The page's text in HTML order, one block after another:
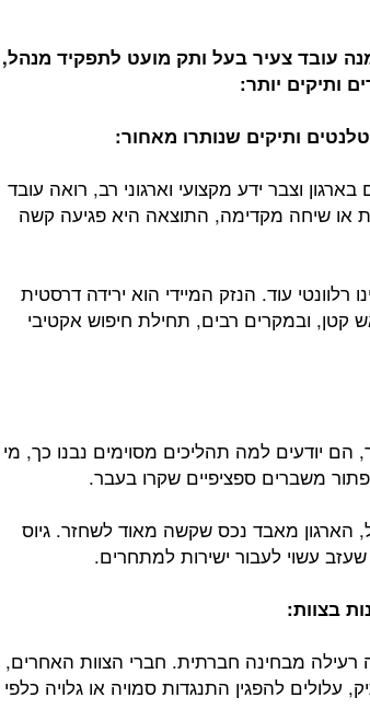
עובד צעיר בעל ותק מועט לתפקיד מנהל,
ותיקים יותר:
:
וצבר ידע מקצועי וארגוני רב, רואה עובד
או שיחה מקדימה, התוצאה היא פגיעה קשה
רלוונטי עוד. הנזק המיידי הוא ירידה דרסטית
קטן, ובמקרים רבים, תחילת חיפוש אקטיבי
הם יודעים למה תהליכים מסוימים נבנו כך, מי
משברים ספציפיים שקרו בעבר.
הארגון מאבד נכס שקשה מאוד לשחזר. גיוס
עשוי לעבור ישירות למתחרים.
רעילה מבחינה חברתית. חברי הצוות האחרים,
עלולים להפגין התנגדות סמויה או גלויה כלפי